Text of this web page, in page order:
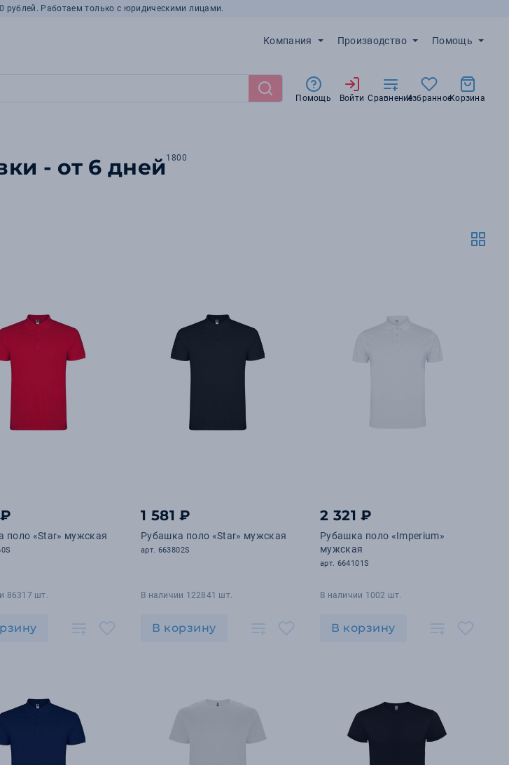
рублей. Работаем только с юридическими лицами.
Компания Производство Помощь
Помощь Войти СравнениеИзбранноеКорзина
- от 6 дней 1800
поло «Star» мужская
86317 шт.
1 581 ₽
Рубашка поло «Star» мужская
арт. 663802S
В наличии 122841 шт.
В корзину
2 321 ₽
Рубашка поло «Imperium»
мужская
арт. 664101S
В наличии 1002 шт.
В корзину